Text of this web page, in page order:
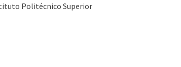
Politécnico Superior